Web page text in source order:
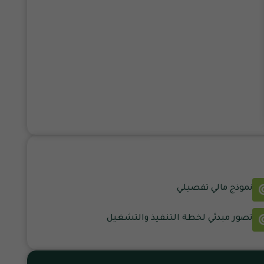
نموذج مالي تفصيلي
تصور مبدئي لخطة التنفيذ والتشغيل